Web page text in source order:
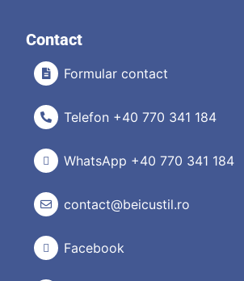
Contact
Formular contact
Telefon +40 770 341 184
WhatsApp +40 770 341 184
contact@beicustil.ro
Facebook